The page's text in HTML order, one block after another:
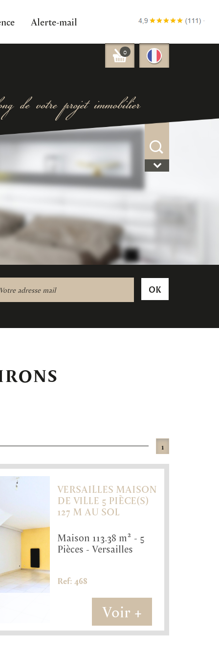
Alerte-mail
0
de votre projet immobilier
OK
1
468
113,38 m² 5
3
Voir +
VERSAILLES MAISON
DE VILLE 5 PIÈCE(S)
127 M AU SOL
Maison 113.38 m² - 5
Pièces - Versailles
Ref: 468